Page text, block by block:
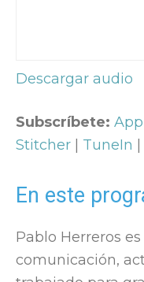
Descargar audio
Subscríbete:
Stitcher
TuneIn
En este
Pablo Herreros
comunicación,